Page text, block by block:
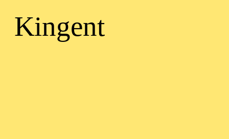
Kingent